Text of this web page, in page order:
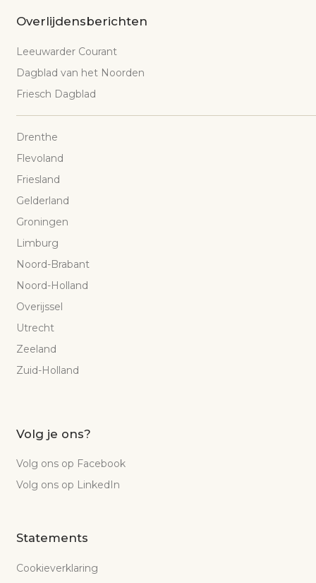
Overlijdensberichten
Leeuwarder Courant
Dagblad van het Noorden
Friesch Dagblad
Drenthe
Flevoland
Friesland
Gelderland
Groningen
Limburg
Noord-Brabant
Noord-Holland
Overijssel
Utrecht
Zeeland
Zuid-Holland
Volg je ons?
Volg ons op Facebook
Volg ons op LinkedIn
Statements
Cookieverklaring